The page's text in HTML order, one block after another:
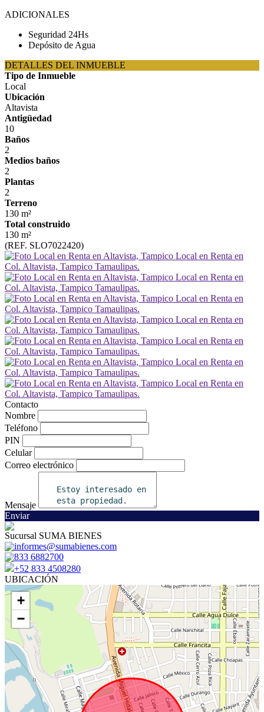
ADICIONALES
Seguridad 24Hs
Depósito de Agua
DETALLES DEL INMUEBLE
Tipo de Inmueble
Local
Ubicación
Altavista
Antigüedad
10
Baños
2
Medios baños
2
Plantas
2
Terreno
130 m²
Total construido
130 m²
(REF. SLO7022420)
Contacto
Nombre
Teléfono
PIN
Celular
Correo electrónico
Mensaje
Enviar
Sucursal SUMA BIENES
informes@sumabienes.com
833 6882700
+52 833 4508280
UBICACIÓN
+
−